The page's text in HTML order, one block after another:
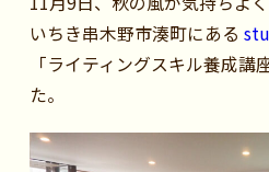
いちき串木野市湊町にある
「ライティングスキル養成講
た。